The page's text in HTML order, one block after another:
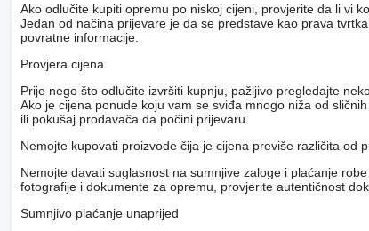
Ako odlučite kupiti opremu po niskoj cijeni, provjerite da li vi
Jedan od načina prijevare je da se predstave kao prava
povratne informacije.
Provjera cijena
Prije nego što odlučite izvršiti kupnju, pažljivo pregledajte
Ako je cijena ponude koju vam se sviđa mnogo niža od
ili pokušaj prodavača da počini prijevaru.
Nemojte kupovati proizvode čija je cijena previše različita od
Nemojte davati suglasnost na sumnjive zaloge i plaćanje
fotografije i dokumente za opremu, provjerite autentičnost
Sumnjivo plaćanje unaprijed